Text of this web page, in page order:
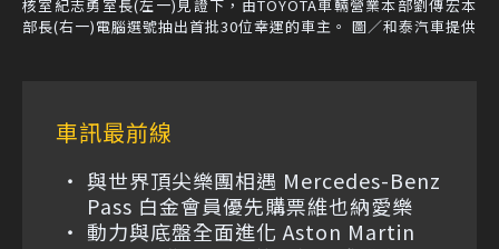
核室紀志勇室長(左一)見證下，由TOYOTA車輛營業本部劉傳宏本
部長(右一)電腦選號抽出首批30位幸運的車主。 圖／和泰汽車提供
車訊最前線
與世界頂尖樂團相遇 Mercedes-Benz
Pass 白金會員優先購票維也納愛樂
動力與底盤全面進化 Aston Martin